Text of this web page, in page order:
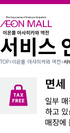
음식 & 음료
다양한 매장에서 이용
서비스
TOP>이온몰 아사히카와 역전>서
면세
일부
하고
매장에